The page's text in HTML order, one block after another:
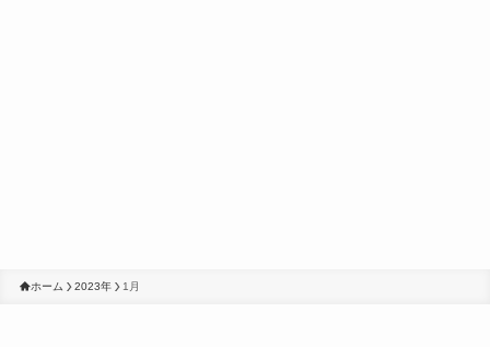
ホーム 2023年 1月